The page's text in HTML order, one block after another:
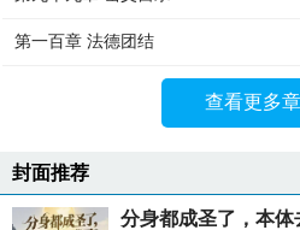
第一百章 法德团结
查看更多
封面推荐
分身都成圣了，本体